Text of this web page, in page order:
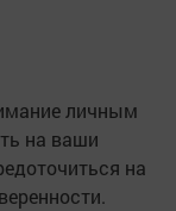
личным
на ваши
на